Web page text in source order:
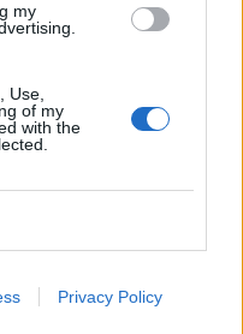
my
Use,
of my
with the
Privacy Policy
[+]